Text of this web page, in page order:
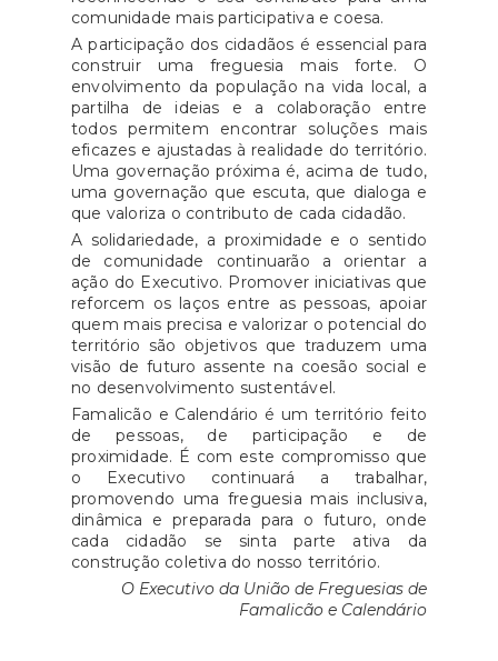
comunidade mais participativa e coesa.
A participação dos cidadãos é essencial para
construir uma freguesia mais forte. O
envolvimento da população na vida local, a
partilha de ideias e a colaboração entre
todos permitem encontrar soluções mais
eficazes e ajustadas à realidade do território.
Uma governação próxima é, acima de tudo,
uma governação que escuta, que dialoga e
que valoriza o contributo de cada cidadão.
A solidariedade, a proximidade e o sentido
de comunidade continuarão a orientar a
ação do Executivo. Promover iniciativas que
reforcem os laços entre as pessoas, apoiar
quem mais precisa e valorizar o potencial do
território são objetivos que traduzem uma
visão de futuro assente na coesão social e
no desenvolvimento sustentável.
Famalicão e Calendário é um território feito
de pessoas, de participação e de
proximidade. É com este compromisso que
o Executivo continuará a trabalhar,
promovendo uma freguesia mais inclusiva,
dinâmica e preparada para o futuro, onde
cada cidadão se sinta parte ativa da
construção coletiva do nosso território.
O Executivo da União de Freguesias de
Famalicão e Calendário